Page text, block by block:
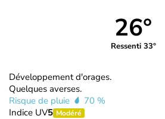
26°
Ressenti 33°
Développement d'orages.
Quelques averses.
Risque de pluie
70 %
Indice UV5 Modéré